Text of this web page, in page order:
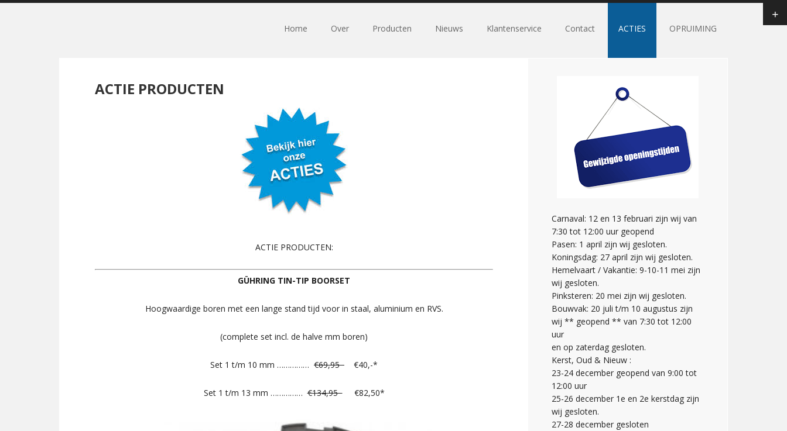
Home Over Producten Nieuws Klantenservice Contact ACTIES OPRUIMING
ACTIE PRODUCTEN
ACTIE PRODUCTEN:
GÜHRING TIN-TIP BOORSET
Hoogwaardige boren met een lange stand tijd voor in staal, aluminium en RVS.
(complete set incl. de halve mm boren)
Set 1 t/m 10 mm …………… €69,95 €40,-*
Set 1 t/m 13 mm ……………€134,95€82,50*
Carnaval: 12 en 13 februari zijn wij van
7:30 tot 12:00 uur geopend
Pasen: 1 april zijn wij gesloten.
Koningsdag: 27 april zijn wij gesloten.
Hemelvaart / Vakantie: 9-10-11 mei zijn
wij gesloten.
Pinksteren: 20 mei zijn wij gesloten.
Bouwvak: 20 juli t/m 10 augustus zijn
wij ** geopend ** van 7:30 tot 12:00
uur
en op zaterdag gesloten.
Kerst, Oud & Nieuw :
23-24 december geopend van 9:00 tot
12:00 uur
25-26 december 1e en 2e kerstdag zijn
wij gesloten.
27-28 december gesloten